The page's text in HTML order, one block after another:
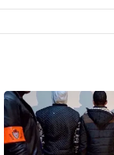
ا
ب
أ
ك
د